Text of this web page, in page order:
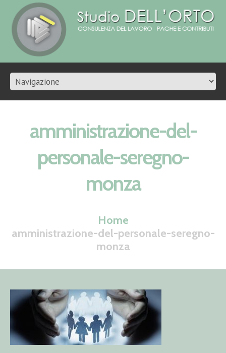
amministrazione-del-
personale-seregno-
monza
Home
amministrazione-del-personale-seregno-
monza